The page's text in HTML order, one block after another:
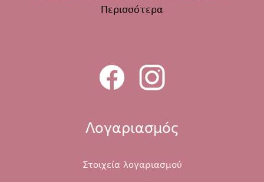
Περισσότερα
Λογαριασμός
Στοιχεία λογαριασμού